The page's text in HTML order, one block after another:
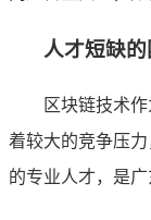
人才短缺
区块链技术
着较大的竞争压
的专业人才，是